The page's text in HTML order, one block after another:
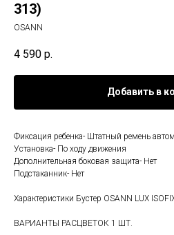
313)
OSANN
4 590 р.
Добавить в
Фиксация ребенка- Штатный ремень
Установка- По ходу движения
Дополнительная боковая защита- Нет
Подстаканник- Нет
Характеристики Бустер OSANN LUX
ВАРИАНТЫ РАСЦВЕТОК 1 ШТ.